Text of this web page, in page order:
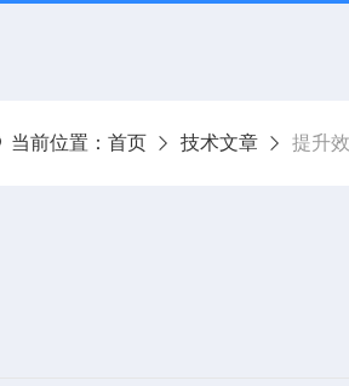
当前位置： 首页 技术文章 提升